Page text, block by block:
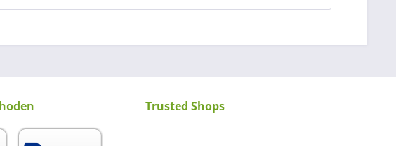
Trusted Shops